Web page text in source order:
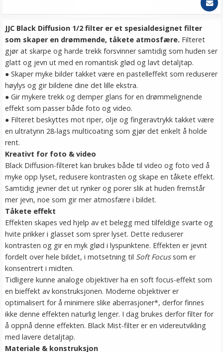
JJC Black Diffusion 1/2 filter er et spesialdesignet filter
som skaper en drømmende, tåkete atmosfære. Filteret
gjør at skarpe og harde trekk forsvinner samtidig som huden ser
glatt og jevn ut med en romantisk glød og lavt detaljtap.
● Skaper myke bilder takket være en pastelleffekt som reduserer
høylys og gir bildene dine det lille ekstra.
● Gir mykere trekk og demper glans for en drømmelignende
effekt som passer både foto og video.
● Filteret beskyttes mot riper, olje og fingeravtrykk takket være
en ultratynn 28-lags multicoating som gjør det enkelt å holde
rent.
Kreativt for foto & video
Black Diffusion-filteret kan brukes både til video og foto ved å
myke opp lyset, redusere kontrasten og skape en tåkete effekt.
Samtidig jevner det ut rynker og porer slik at huden fremstår
mer jevn, noe som gir mer atmosfære i bildet.
Tåkete effekt
Effekten skapes ved hjelp av et belegg med tilfeldige svarte og
hvite prikker i glasset som sprer lyset. Dette reduserer
kontrasten og gir en myk glød i lyspunktene. Effekten er jevnt
fordelt over hele bildet, i motsetning til Soft Focussom er
konsentrert i midten.
Tidligere kunne analoge objektiver ha en soft focus-effekt som
en bieffekt av konstruksjonen. Moderne objektiver er
optimalisert for å minimere slike aberrasjoner*, derfor finnes
ikke denne effekten naturlig lenger. I dag brukes derfor filter for
å oppnå denne effekten. Black Mist-filter er en videreutvikling
med lavere detaljtap.
Materiale & konstruksjon